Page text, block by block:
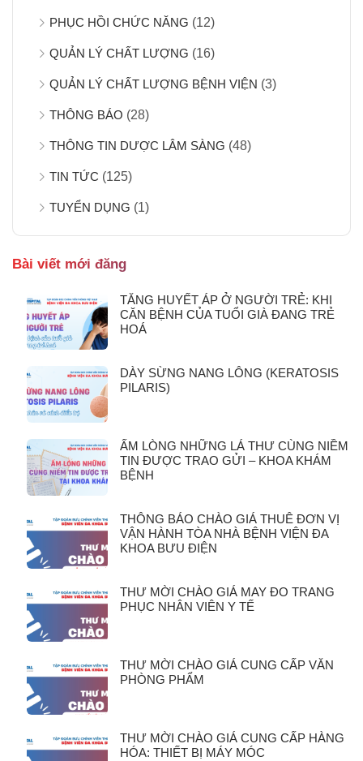
PHỤC HỒI CHỨC NĂNG (12)
QUẢN LÝ CHẤT LƯỢNG (16)
QUẢN LÝ CHẤT LƯỢNG BỆNH VIỆN (3)
THÔNG BÁO (28)
THÔNG TIN DƯỢC LÂM SÀNG (48)
TIN TỨC (125)
TUYỂN DỤNG (1)
Bài viết mới đăng
TĂNG HUYẾT ÁP Ở NGƯỜI TRẺ: KHI
CĂN BỆNH CỦA TUỔI GIÀ ĐANG TRẺ
HOÁ
DÀY SỪNG NANG LÔNG (KERATOSIS
PILARIS)
ẤM LÒNG NHỮNG LÁ THƯ CÙNG NIỀM
TIN ĐƯỢC TRAO GỬI – KHOA KHÁM
BỆNH
THÔNG BÁO CHÀO GIÁ THUÊ ĐƠN VỊ
VẬN HÀNH TÒA NHÀ BỆNH VIỆN ĐA
KHOA BƯU ĐIỆN
THƯ MỜI CHÀO GIÁ MAY ĐO TRANG
PHỤC NHÂN VIÊN Y TẾ
THƯ MỜI CHÀO GIÁ CUNG CẤP VĂN
PHÒNG PHẨM
THƯ MỜI CHÀO GIÁ CUNG CẤP HÀNG
HÓA: THIẾT BỊ MÁY MÓC